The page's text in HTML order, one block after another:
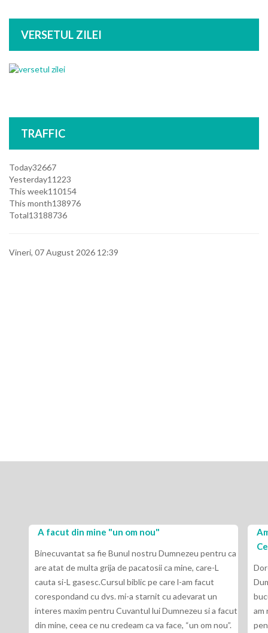
VERSETUL ZILEI
TRAFFIC
Today32667
Yesterday11223
This week110154
This month138976
Total13188736
Vineri, 07 August 2026 12:39
A facut din mine "un om nou"
Binecuvantat sa fie Bunul nostru Dumnezeu pentru ca
are atat de multa grija de pacatosii ca mine, care-L
cauta si-L gasesc.Cursul biblic pe care l-am facut
corespondand cu dvs. mi-a starnit cu adevarat un
interes maxim pentru Cuvantul lui Dumnezeu si a facut
din mine, ceea ce nu credeam ca va face, “un om nou”.
am